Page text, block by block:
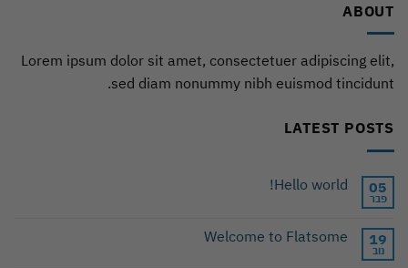
ABOUT
Lorem ipsum dolor sit amet, consectetuer adipiscing elit,
sed diam nonummy nibh euismod tincidunt.
LATEST POSTS
05
פבר
Hello world!
19
נוב
Welcome to Flatsome